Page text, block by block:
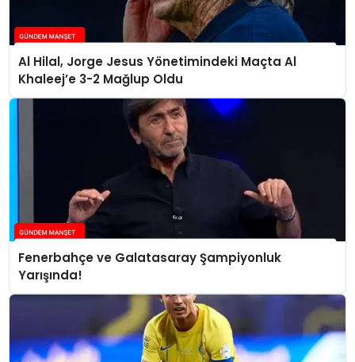
Al Hilal, Jorge Jesus Yönetimindeki Maçta Al
Khaleej’e 3-2 Mağlup Oldu
Fenerbahçe ve Galatasaray Şampiyonluk
Yarışında!